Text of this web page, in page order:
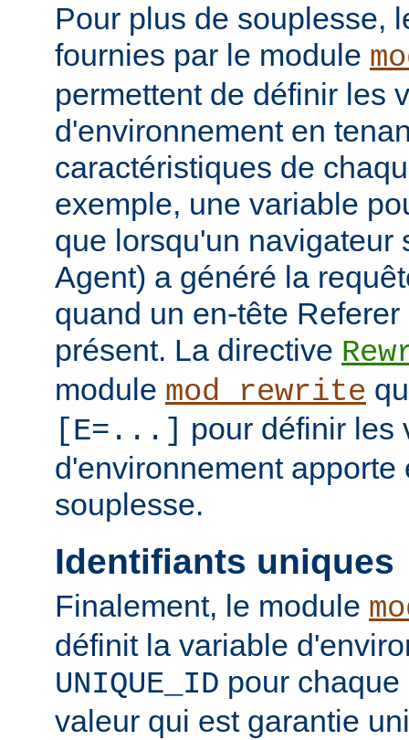
Pour plus de souplesse,
fournies par le module
permettent de définir les
d'environnement en
caractéristiques de
exemple, une variable
que lorsqu'un navigateur
Agent) a généré la
quand un en-tête
présent. La directive
module mod_rewrite
[E=...] pour définir les
d'environnement apporte
souplesse.
Identifiants uniques
Finalement, le module
définit la variable
UNIQUE_ID pour
valeur qui est garantie